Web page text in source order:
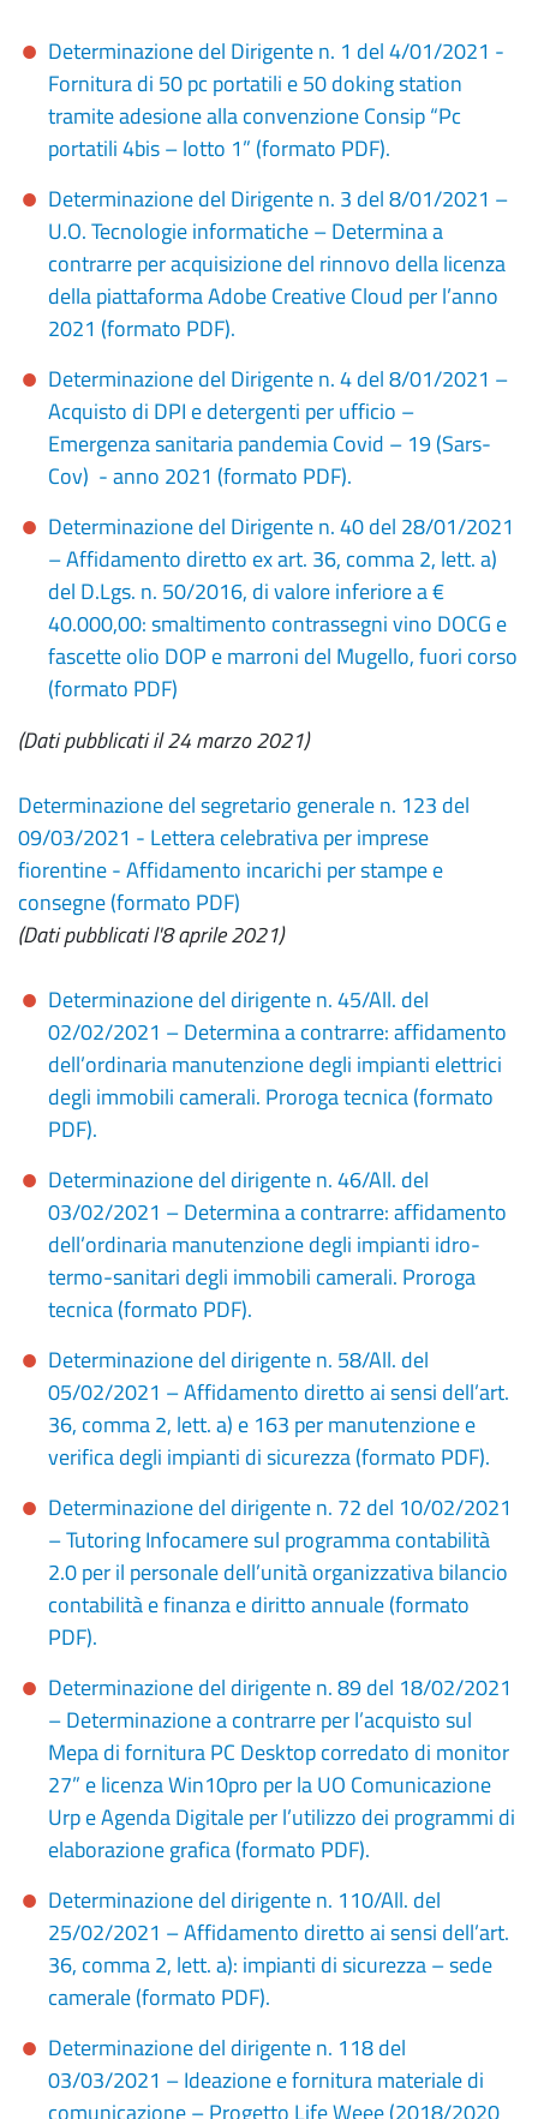
Determinazione del Dirigente n. 1 del 4/01/2021 -
Fornitura di 50 pc portatili e 50 doking station
tramite adesione alla convenzione Consip “Pc
portatili 4bis – lotto 1” (formato PDF).
Determinazione del Dirigente n. 3 del 8/01/2021 –
U.O. Tecnologie informatiche – Determina a
contrarre per acquisizione del rinnovo della licenza
della piattaforma Adobe Creative Cloud per l’anno
2021 (formato PDF).
Determinazione del Dirigente n. 4 del 8/01/2021 –
Acquisto di DPI e detergenti per ufficio –
Emergenza sanitaria pandemia Covid – 19 (Sars-
Cov) - anno 2021 (formato PDF).
Determinazione del Dirigente n. 40 del 28/01/2021
– Affidamento diretto ex art. 36, comma 2, lett. a)
del D.Lgs. n. 50/2016, di valore inferiore a €
40.000,00: smaltimento contrassegni vino DOCG e
fascette olio DOP e marroni del Mugello, fuori corso
(formato PDF)
(Dati pubblicati il 24 marzo 2021)
Determinazione del segretario generale n. 123 del
09/03/2021 - Lettera celebrativa per imprese
fiorentine - Affidamento incarichi per stampe e
consegne (formato PDF)
(Dati pubblicati l'8 aprile 2021)
Determinazione del dirigente n. 45/All. del
02/02/2021 – Determina a contrarre: affidamento
dell’ordinaria manutenzione degli impianti elettrici
degli immobili camerali. Proroga tecnica (formato
PDF).
Determinazione del dirigente n. 46/All. del
03/02/2021 – Determina a contrarre: affidamento
dell’ordinaria manutenzione degli impianti idro-
termo-sanitari degli immobili camerali. Proroga
tecnica (formato PDF).
Determinazione del dirigente n. 58/All. del
05/02/2021 – Affidamento diretto ai sensi dell’art.
36, comma 2, lett. a) e 163 per manutenzione e
verifica degli impianti di sicurezza (formato PDF).
Determinazione del dirigente n. 72 del 10/02/2021
– Tutoring Infocamere sul programma contabilità
2.0 per il personale dell’unità organizzativa bilancio
contabilità e finanza e diritto annuale (formato
PDF).
Determinazione del dirigente n. 89 del 18/02/2021
– Determinazione a contrarre per l’acquisto sul
Mepa di fornitura PC Desktop corredato di monitor
27” e licenza Win10pro per la UO Comunicazione
Urp e Agenda Digitale per l’utilizzo dei programmi di
elaborazione grafica (formato PDF).
Determinazione del dirigente n. 110/All. del
25/02/2021 – Affidamento diretto ai sensi dell’art.
36, comma 2, lett. a): impianti di sicurezza – sede
camerale (formato PDF).
Determinazione del dirigente n. 118 del
03/03/2021 – Ideazione e fornitura materiale di
comunicazione – Progetto Life Weee (2018/2020